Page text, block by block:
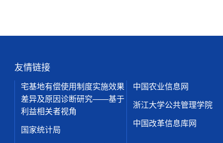
友情链接
宅基地有偿使用制度实施效果
差异及原因诊断研究——基于
利益相关者视角
国家统计局
中国农业信息网
浙江大学公共管理学院
中国改革信息库网